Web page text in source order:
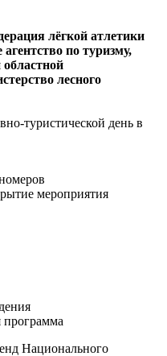
лёгкой атлетики
по туризму,
лесного
туристической день в
мероприятия
Национального